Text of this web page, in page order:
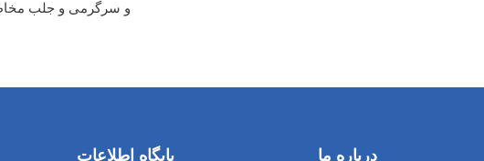
و سرگرمی و جلب
درباره ما پایگاه اطلاعات